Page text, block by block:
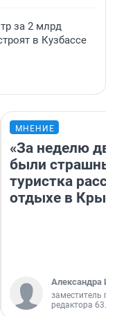
за 2 млрд
в Кузбассе
МНЕНИЕ
«За неделю
были
туристка
отдыхе в
Александра
заместитель
редактора 63.RU